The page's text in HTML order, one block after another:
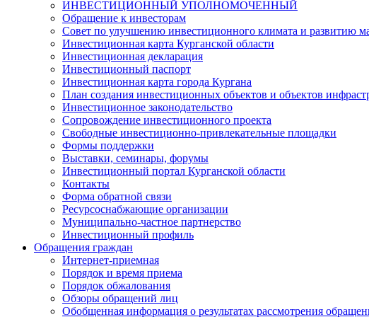
ИНВЕСТИЦИОННЫЙ УПОЛНОМОЧЕННЫЙ
Обращение к инвесторам
Совет по улучшению инвестиционного климата и развитию
Инвестиционная карта Курганской области
Инвестиционная декларация
Инвестиционный паспорт
Инвестиционная карта города Кургана
План создания инвестиционных объектов и объектов
Инвестиционное законодательство
Сопровождение инвестиционного проекта
Свободные инвестиционно-привлекательные площадки
Формы поддержки
Выставки, семинары, форумы
Инвестиционный портал Курганской области
Контакты
Форма обратной связи
Ресурсоснабжающие организации
Муниципально-частное партнерство
Инвестиционный профиль
Обращения граждан
Интернет-приемная
Порядок и время приема
Порядок обжалования
Обзоры обращений лиц
Обобщенная информация о результатах рассмотрения